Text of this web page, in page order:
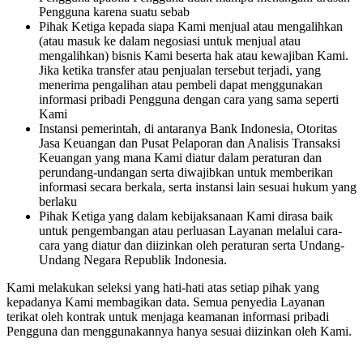
Pengguna karena suatu sebab
Pihak Ketiga kepada siapa Kami menjual atau mengalihkan
(atau masuk ke dalam negosiasi untuk menjual atau
mengalihkan) bisnis Kami beserta hak atau kewajiban Kami.
Jika ketika transfer atau penjualan tersebut terjadi, yang
menerima pengalihan atau pembeli dapat menggunakan
informasi pribadi Pengguna dengan cara yang sama seperti
Kami
Instansi pemerintah, di antaranya Bank Indonesia, Otoritas
Jasa Keuangan dan Pusat Pelaporan dan Analisis Transaksi
Keuangan yang mana Kami diatur dalam peraturan dan
perundang-undangan serta diwajibkan untuk memberikan
informasi secara berkala, serta instansi lain sesuai hukum yang
berlaku
Pihak Ketiga yang dalam kebijaksanaan Kami dirasa baik
untuk pengembangan atau perluasan Layanan melalui cara-
cara yang diatur dan diizinkan oleh peraturan serta Undang-
Undang Negara Republik Indonesia.
Kami melakukan seleksi yang hati-hati atas setiap pihak yang
kepadanya Kami membagikan data. Semua penyedia Layanan
terikat oleh kontrak untuk menjaga keamanan informasi pribadi
Pengguna dan menggunakannya hanya sesuai diizinkan oleh Kami.